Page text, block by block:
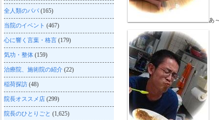
あ
全人類のパパ (165)
当院のイベント (467)
心に響く言葉・格言 (179)
気功・整体 (159)
治療院、施術院の紹介 (22)
稲荷探訪 (48)
院長オススメ店 (299)
院長のひとりごと (1,625)